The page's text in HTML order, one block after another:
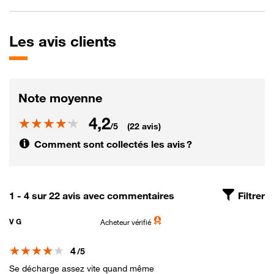
Les avis clients
Note moyenne
Note
4,2/5 (22 avis)
Comment sont collectés les avis ?
1 - 4 sur 22 avis avec commentaires Filtrer
V G Acheteur vérifié
Note
4/5
Se décharge assez vite quand même